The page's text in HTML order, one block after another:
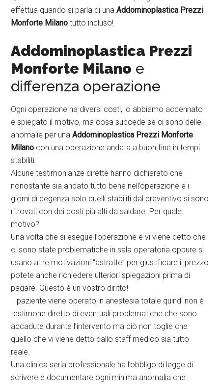
effettua quando si parla di unaAddominoplastica Prezzi
Monforte Milano tutto incluso!
Addominoplastica Prezzi
Monforte Milano e
differenza operazione
Ogni operazione ha diversi costi, lo abbiamo accennato
e spiegato il motivo, ma cosa succede se ci sono delle
anomalie per unaAddominoplastica Prezzi Monforte
Milano con una operazione andata a buon fine in tempi
stabiliti.
Alcune testimonianze dirette hanno dichiarato che
nonostante sia andato tutto bene nell’operazione e i
giorni di degenza solo quelli stabiliti dal preventivo si sono
ritrovati con dei costi più alti da saldare. Per quale
motivo?
Una volta che si esegue l’operazione e vi viene detto che
ci sono state problematiche in sala operatoria oppure si
usano altre motivazioni “astratte” per giustificare il prezzo
potete anche richiedere ulteriori spiegazioni prima di
pagare. Questo è un vostro diritto!
Il paziente viene operato in anestesia totale quindi non è
testimone diretto di eventuali problematiche che sono
accadute durante l’intervento ma ciò non toglie che
quello che vi viene detto dallo staff medico sia tutto
reale.
Una clinica seria professionale ha l’obbligo di legge di
scrivere e documentare ogni minima anomalia che